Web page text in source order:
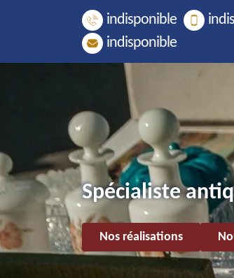
indisponible
indisponible
Spécialiste
Nos réalisations